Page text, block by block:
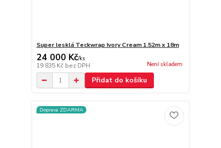
Super lesklá Teckwrap Ivory Cream 1.52m x 18m
24 000 Kč/ks
19 835 Kč bez DPH Není skladem
Přidat do košíku
Doprava ZDARMA